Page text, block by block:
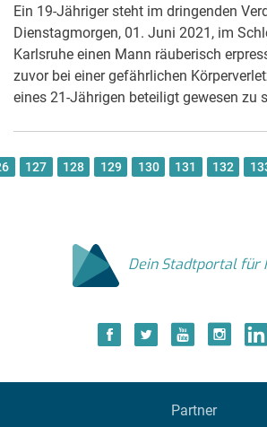
Ein 19-Jähriger steht im dringenden
Dienstagmorgen, 01. Juni 2021, im
Karlsruhe einen Mann räuberisch
zuvor bei einer gefährlichen
eines 21-Jährigen beteiligt gewesen zu
127 128 129 130 131 132
Dein Stadtportal für
Partner